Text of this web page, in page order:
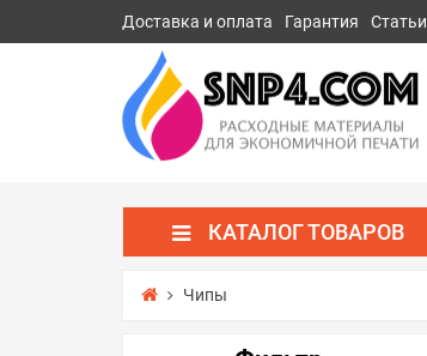
Доставка и оплата Гарантия Статьи
КАТАЛОГ ТОВАРОВ
Чипы